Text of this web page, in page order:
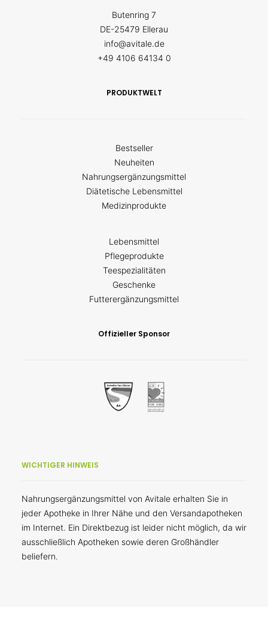
Butenring 7
DE-25479 Ellerau
info@avitale.de
+49 4106 64134 0
PRODUKTWELT
Bestseller
Neuheiten
Nahrungsergänzungsmittel
Diätetische Lebensmittel
Medizinprodukte
Lebensmittel
Pflegeprodukte
Teespezialitäten
Geschenke
Futterergänzungsmittel
Offizieller Sponsor
WICHTIGER HINWEIS
Nahrungsergänzungsmittel von Avitale erhalten Sie in
jeder Apotheke in Ihrer Nähe und den Versandapotheken
im Internet. Ein Direktbezug ist leider nicht möglich, da wir
ausschließlich Apotheken sowie deren Großhändler
beliefern.